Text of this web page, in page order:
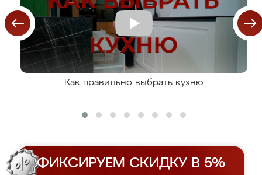
Как правильно выбрать кухню
ФИКСИРУЕМ СКИДКУ В 5%